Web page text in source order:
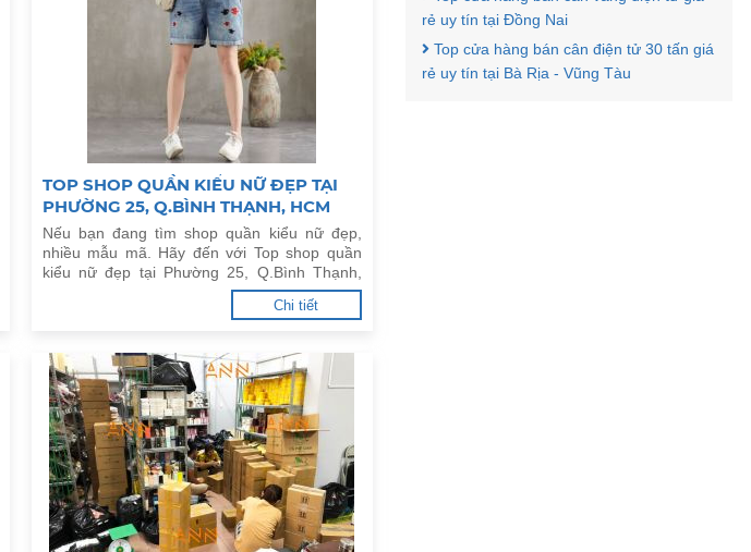
TOP SHOP QUẦN KIỂU NỮ ĐẸP TẠI
PHƯỜNG 25, Q.BÌNH THẠNH, HCM
Nếu bạn đang tìm shop quần kiểu nữ đẹp,
nhiều mẫu mã. Hãy đến với Top shop quần
kiểu nữ đẹp tại Phường 25, Q.Bình Thạnh,
Chi tiết
rẻ uy tín tại Đồng Nai
Top cửa hàng bán cân điện tử 30 tấn giá
rẻ uy tín tại Bà Rịa - Vũng Tàu